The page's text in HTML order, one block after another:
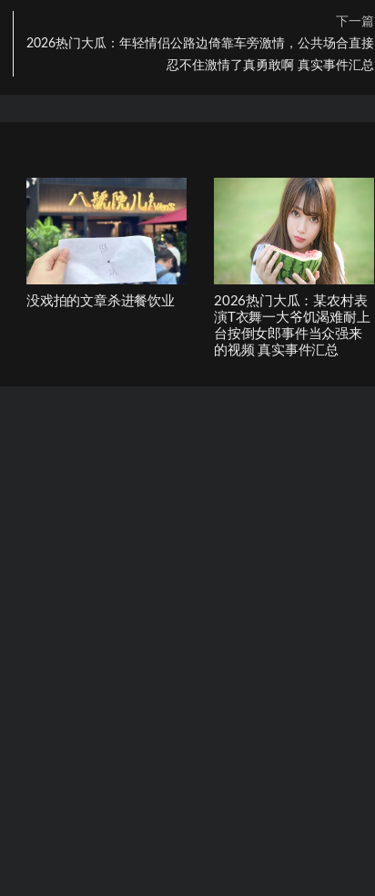
下一篇
2026热门大瓜：年轻情侣公路边倚靠车旁激情，公共场合直接
忍不住激情了真勇敢啊 真实事件汇总
没戏拍的文章杀进餐饮业
2026热门大瓜：某农村表
演T衣舞一大爷饥渴难耐上
台按倒女郎事件当众强来
的视频 真实事件汇总